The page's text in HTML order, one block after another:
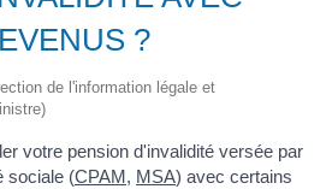
?
de l'information légale et
votre pension d'invalidité versée par
sociale (CPAM, MSA) avec certains